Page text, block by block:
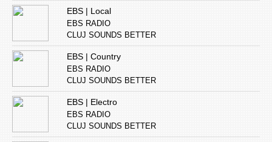
EBS | Local
EBS RADIO
CLUJ SOUNDS BETTER
EBS | Country
EBS RADIO
CLUJ SOUNDS BETTER
EBS | Electro
EBS RADIO
CLUJ SOUNDS BETTER